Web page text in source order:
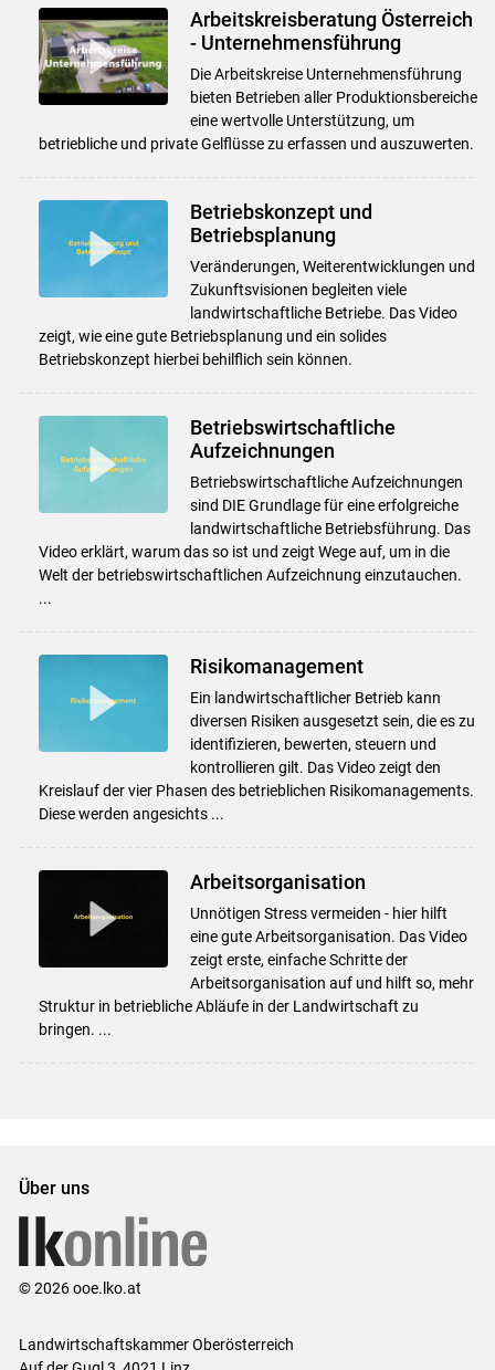
Arbeitskreisberatung Österreich
- Unternehmensführung
Die Arbeitskreise Unternehmensführung
bieten Betrieben aller Produktionsbereiche
eine wertvolle Unterstützung, um
betriebliche und private Gelflüsse zu erfassen und auszuwerten.
Betriebskonzept und
Betriebsplanung
Veränderungen, Weiterentwicklungen und
Zukunftsvisionen begleiten viele
landwirtschaftliche Betriebe. Das Video
zeigt, wie eine gute Betriebsplanung und ein solides
Betriebskonzept hierbei behilflich sein können.
Betriebswirtschaftliche
Aufzeichnungen
Betriebswirtschaftliche Aufzeichnungen
sind DIE Grundlage für eine erfolgreiche
landwirtschaftliche Betriebsführung. Das
Video erklärt, warum das so ist und zeigt Wege auf, um in die
Welt der betriebswirtschaftlichen Aufzeichnung einzutauchen.
...
Risikomanagement
Ein landwirtschaftlicher Betrieb kann
diversen Risiken ausgesetzt sein, die es zu
identifizieren, bewerten, steuern und
kontrollieren gilt. Das Video zeigt den
Kreislauf der vier Phasen des betrieblichen Risikomanagements.
Diese werden angesichts ...
Arbeitsorganisation
Unnötigen Stress vermeiden - hier hilft
eine gute Arbeitsorganisation. Das Video
zeigt erste, einfache Schritte der
Arbeitsorganisation auf und hilft so, mehr
Struktur in betriebliche Abläufe in der Landwirtschaft zu
bringen. ...
Über uns
© 2026 ooe.lko.at
Landwirtschaftskammer Oberösterreich